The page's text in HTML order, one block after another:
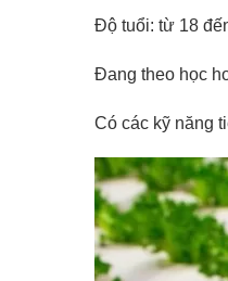
Độ tuổi: từ 18
Đang theo học
Có các kỹ năng